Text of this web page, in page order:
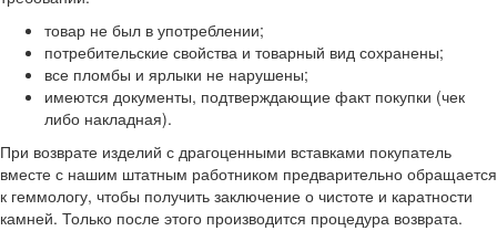
товар не был в употреблении;
потребительские свойства и товарный вид сохранены;
все пломбы и ярлыки не нарушены;
имеются документы, подтверждающие факт покупки (чек
либо накладная).
При возврате изделий с драгоценными вставками покупатель
вместе с нашим штатным работником предварительно обращается
к геммологу, чтобы получить заключение о чистоте и каратности
камней. Только после этого производится процедура возврата.